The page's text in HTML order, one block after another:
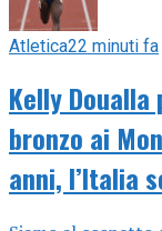
Atletica22 minuti fa
Kelly
bronzo ai
anni, l’Italia